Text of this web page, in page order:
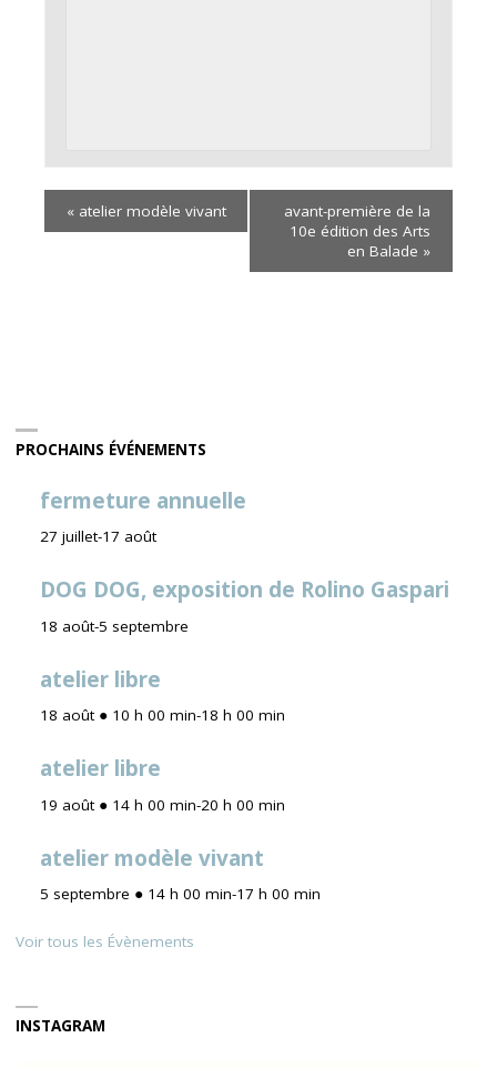
« atelier modèle vivant
avant-première de la
10e édition des Arts
en Balade »
PROCHAINS ÉVÉNEMENTS
fermeture annuelle
27 juillet-17 août
DOG DOG, exposition de Rolino Gaspari
18 août-5 septembre
atelier libre
18 août ● 10 h 00 min-18 h 00 min
atelier libre
19 août ● 14 h 00 min-20 h 00 min
atelier modèle vivant
5 septembre ● 14 h 00 min-17 h 00 min
Voir tous les Évènements
INSTAGRAM